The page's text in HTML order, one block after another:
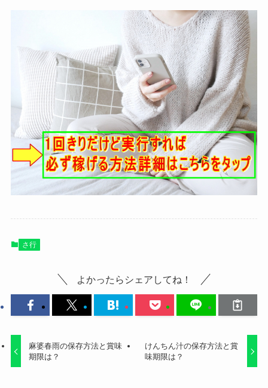
さ行
よかったらシェアしてね！
麻婆春雨の保存方法と賞味
期限は？
けんちん汁の保存方法と賞
味期限は？